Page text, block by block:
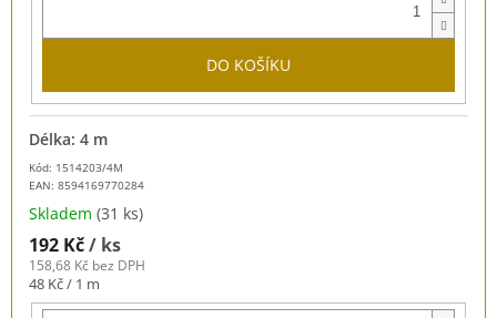
DO KOŠÍKU
Kód: 1514203/4M
EAN: 8594169770284
Délka: 4 m
Skladem (31 ks)
192 Kč/ ks
158,68 Kč bez DPH
Měrná
cena:
48 Kč / 1 m